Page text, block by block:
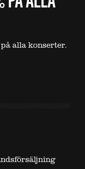
alla konserter.